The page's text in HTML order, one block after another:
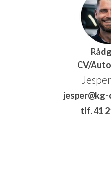
CV/
tlf. 41